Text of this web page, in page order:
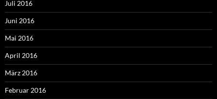
Juli 2016
Juni 2016
Mai 2016
April 2016
März 2016
Februar 2016